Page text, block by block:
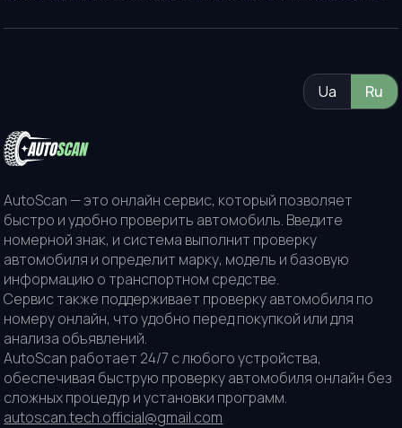
Ua Ru
AutoScan — это онлайн сервис, который позволяет
быстро и удобно проверить автомобиль. Введите
номерной знак, и система выполнит проверку
автомобиля и определит марку, модель и базовую
информацию о транспортном средстве.
Сервис также поддерживает проверку автомобиля по
номеру онлайн, что удобно перед покупкой или для
анализа объявлений.
AutoScan работает 24/7 с любого устройства,
обеспечивая быструю проверку автомобиля онлайн без
сложных процедур и установки программ.
autoscan.tech.official@gmail.com